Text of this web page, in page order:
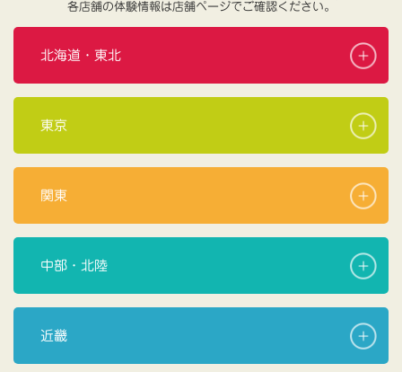
各店舗の体験情報は店舗ページでご確認ください。
北海道・東北
東京
関東
中部・北陸
近畿